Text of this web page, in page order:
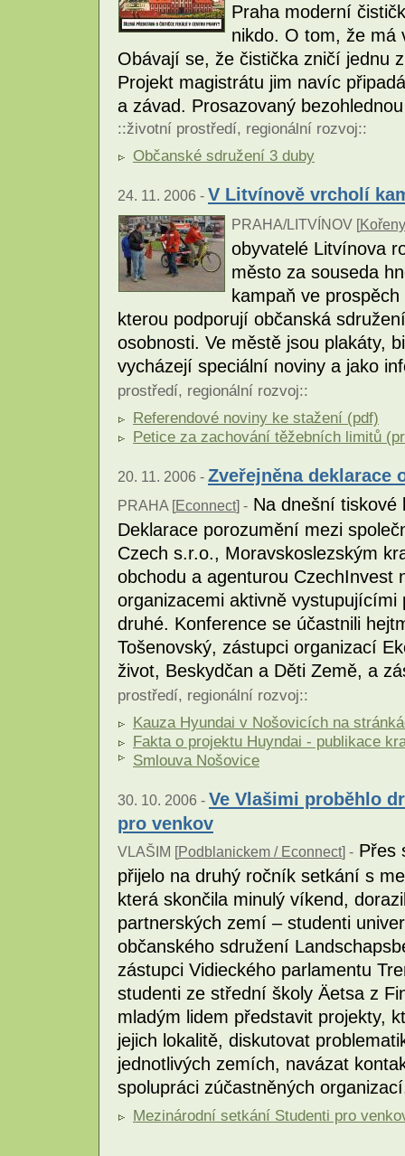
Praha moderní
nikdo. O tom, že má
Obávají se, že čistička zničí jednu
Projekt magistrátu jim navíc
a závad. Prosazovaný
::životní prostředí, regionální rozvoj::
Občanské sdružení 3 duby
24. 11. 2006 - V Litvínově vrcholí
PRAHA/LITVÍNOV [
obyvatelé Litvínova
město za souseda
kampaň ve
kterou podporují občanská
osobnosti. Ve městě jsou plakáty,
vycházejí speciální noviny a jako
prostředí, regionální rozvoj::
Referendové noviny ke stažení (pdf)
Petice za zachování těžebních limitů
20. 11. 2006 - Zveřejněna deklarace
PRAHA [Econnect] - Na dnešní tiskové
Deklarace porozumění mezi
Czech s.r.o., Moravskoslezským
obchodu a agenturou CzechInvest
organizacemi aktivně
druhé. Konference se účastnili
Tošenovský, zástupci organizací
život, Beskydčan a Děti Země, a
prostředí, regionální rozvoj::
Kauza Hyundai v Nošovicích na
Fakta o projektu Huyndai - publikace
Smlouva Nošovice
30. 10. 2006 - Ve Vlašimi proběhlo
pro venkov
VLAŠIM [Podblanickem / Econnect] - Přes
přijelo na druhý ročník setkání s
která skončila minulý víkend,
partnerských zemí – studenti
občanského sdružení
zástupci Vidieckého parlamentu
studenti ze střední školy Äetsa z
mladým lidem představit projekty,
jejich lokalitě, diskutovat
jednotlivých zemích, navázat
spolupráci zúčastněných
Mezinárodní setkání Studenti pro